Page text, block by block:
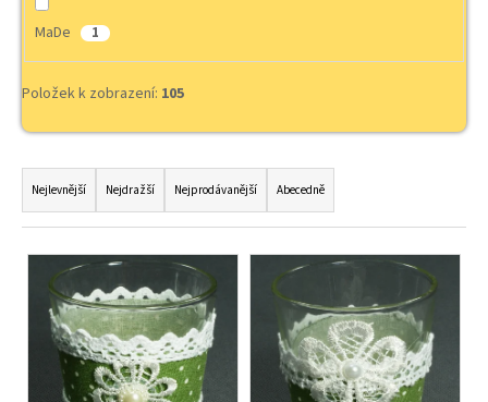
MaDe 1
Položek k zobrazení: 105
Ř
a
z
e
Nejlevnější Nejdražší Nejprodávanější Abecedně
V
o
u
č
j
e
m
e